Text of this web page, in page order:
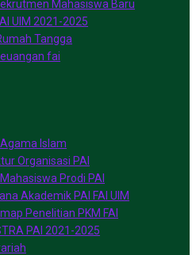
Mahasiswa Baru
UIM 2021-2025
Tangga
fai
Islam
Organisasi PAI
Prodi PAI
Akademik PAI FAI UIM
Penelitian PKM FAI
PAI 2021-2025